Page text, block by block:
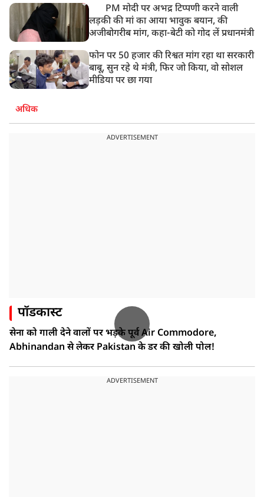
PM मोदी पर अभद्र टिप्पणी करने वाली
लड़की की मां का आया भावुक बयान, की
अजीबोगरीब मांग, कहा-बेटी को गोद लें प्रधानमंत्री
फोन पर 50 हजार की रिश्वत मांग रहा था सरकारी
बाबू, सुन रहे थे मंत्री, फिर जो किया, वो सोशल
मीडिया पर छा गया
अधिक
ADVERTISEMENT
पॉडकास्ट
सेना को गाली देने वालों पर भड़के पूर्व Air Commodore,
Abhinandan से लेकर Pakistan के डर की खोली पोल!
ADVERTISEMENT